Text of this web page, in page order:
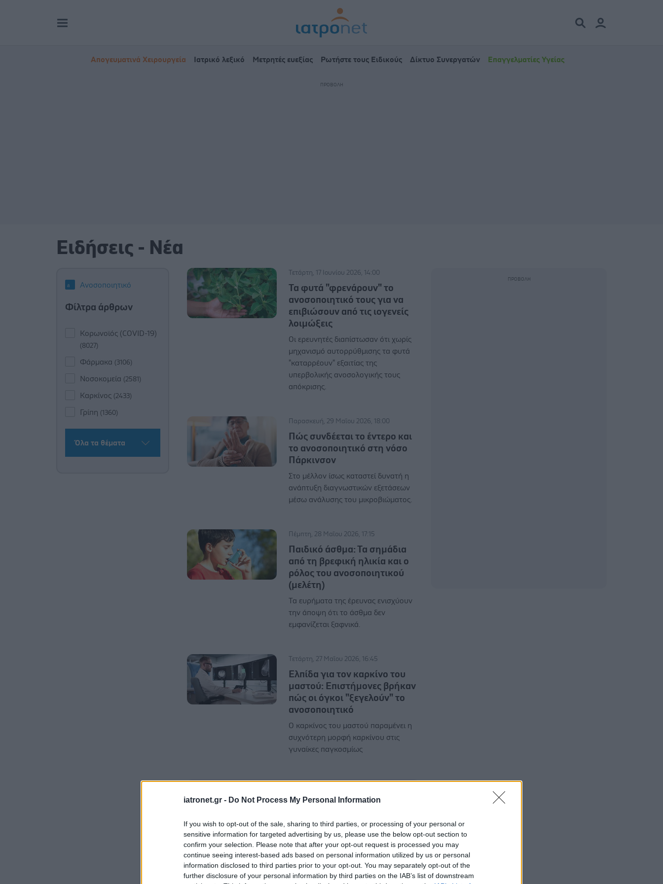
iatronet.gr - Do Not Process My Personal Information
If you wish to opt-out of the sale, sharing to third parties, or processing of your personal or
sensitive information for targeted advertising by us, please use the below opt-out section to
confirm your selection. Please note that after your opt-out request is processed you may
continue seeing interest-based ads based on personal information utilized by us or personal
information disclosed to third parties prior to your opt-out. You may separately opt-out of the
further disclosure of your personal information by third parties on the IAB’s list of downstream
Απογευματινά Χειρουργεία Ιατρικό λεξικό Μετρητές ευεξίας Ρωτήστε τους Ειδικούς Δίκτυο Συνεργατών Επαγγελματίες Υγείας
Ειδήσεις - Νέα
Ανοσοποιητικό
Φίλτρα άρθρων
Κορωνοϊός (COVID-19)
(8027)
Φάρμακα (3106)
Νοσοκομεία (2581)
Καρκίνος (2433)
Γρίπη (1360)
Όλα τα θέματα
Τετάρτη, 17 Ιουνίου 2026, 14:00
Τα φυτά "φρενάρουν" το
ανοσοποιητικό τους για να
επιβιώσουν από τις ιογενείς
λοιμώξεις
Οι ερευνητές διαπίστωσαν ότι χωρίς
μηχανισμό αυτορρύθμισης τα φυτά
"καταρρέουν" εξαιτίας της
υπερβολικής ανοσολογικής τους
απόκρισης.
Παρασκευή, 29 Μαΐου 2026, 18:00
Πώς συνδέεται το έντερο και
το ανοσοποιητικό στη νόσο
Πάρκινσον
Στο μέλλον ίσως καταστεί δυνατή η
ανάπτυξη διαγνωστικών εξετάσεων
μέσω ανάλυσης του μικροβιώματος.
Πέμπτη, 28 Μαΐου 2026, 17:15
Παιδικό άσθμα: Τα σημάδια
από τη βρεφική ηλικία και ο
ρόλος του ανοσοποιητικού
(μελέτη)
Τα ευρήματα της έρευνας ενισχύουν
την άποψη ότι το άσθμα δεν
εμφανίζεται ξαφνικά.
Τετάρτη, 27 Μαΐου 2026, 16:45
Ελπίδα για τον καρκίνο του
μαστού: Επιστήμονες βρήκαν
πώς οι όγκοι "ξεγελούν" το
ανοσοποιητικό
Ο καρκίνος του μαστού παραμένει η
συχνότερη μορφή καρκίνου στις
γυναίκες παγκοσμίως
Πώς επιδρά η σάουνα στο
ανοσοποιητικό σύστημα
[μελέτη]
Η σύντομη παραμονή στη σάουνα